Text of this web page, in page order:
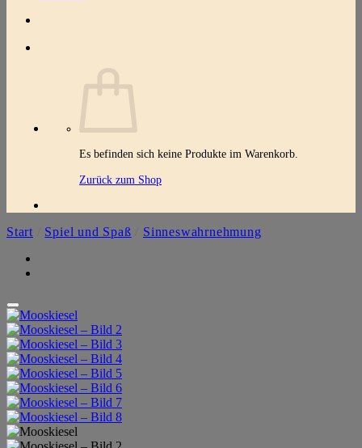
Es befinden sich keine Produkte im Warenkorb.
Zurück zum Shop
Start Spiel und Spaß Sinneswahrnehmung